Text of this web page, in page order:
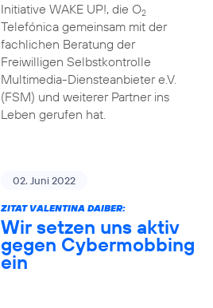
Initiative WAKE UP!, die O2
Telefónica gemeinsam mit der
fachlichen Beratung der
Freiwilligen Selbstkontrolle
Multimedia-Diensteanbieter e.V.
(FSM) und weiterer Partner ins
Leben gerufen hat.
02. Juni 2022
ZITAT VALENTINA DAIBER:
Wir setzen uns aktiv
gegen Cybermobbing
ein